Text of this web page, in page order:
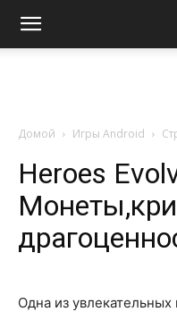
Домой Игры Android
Heroes
Одна из